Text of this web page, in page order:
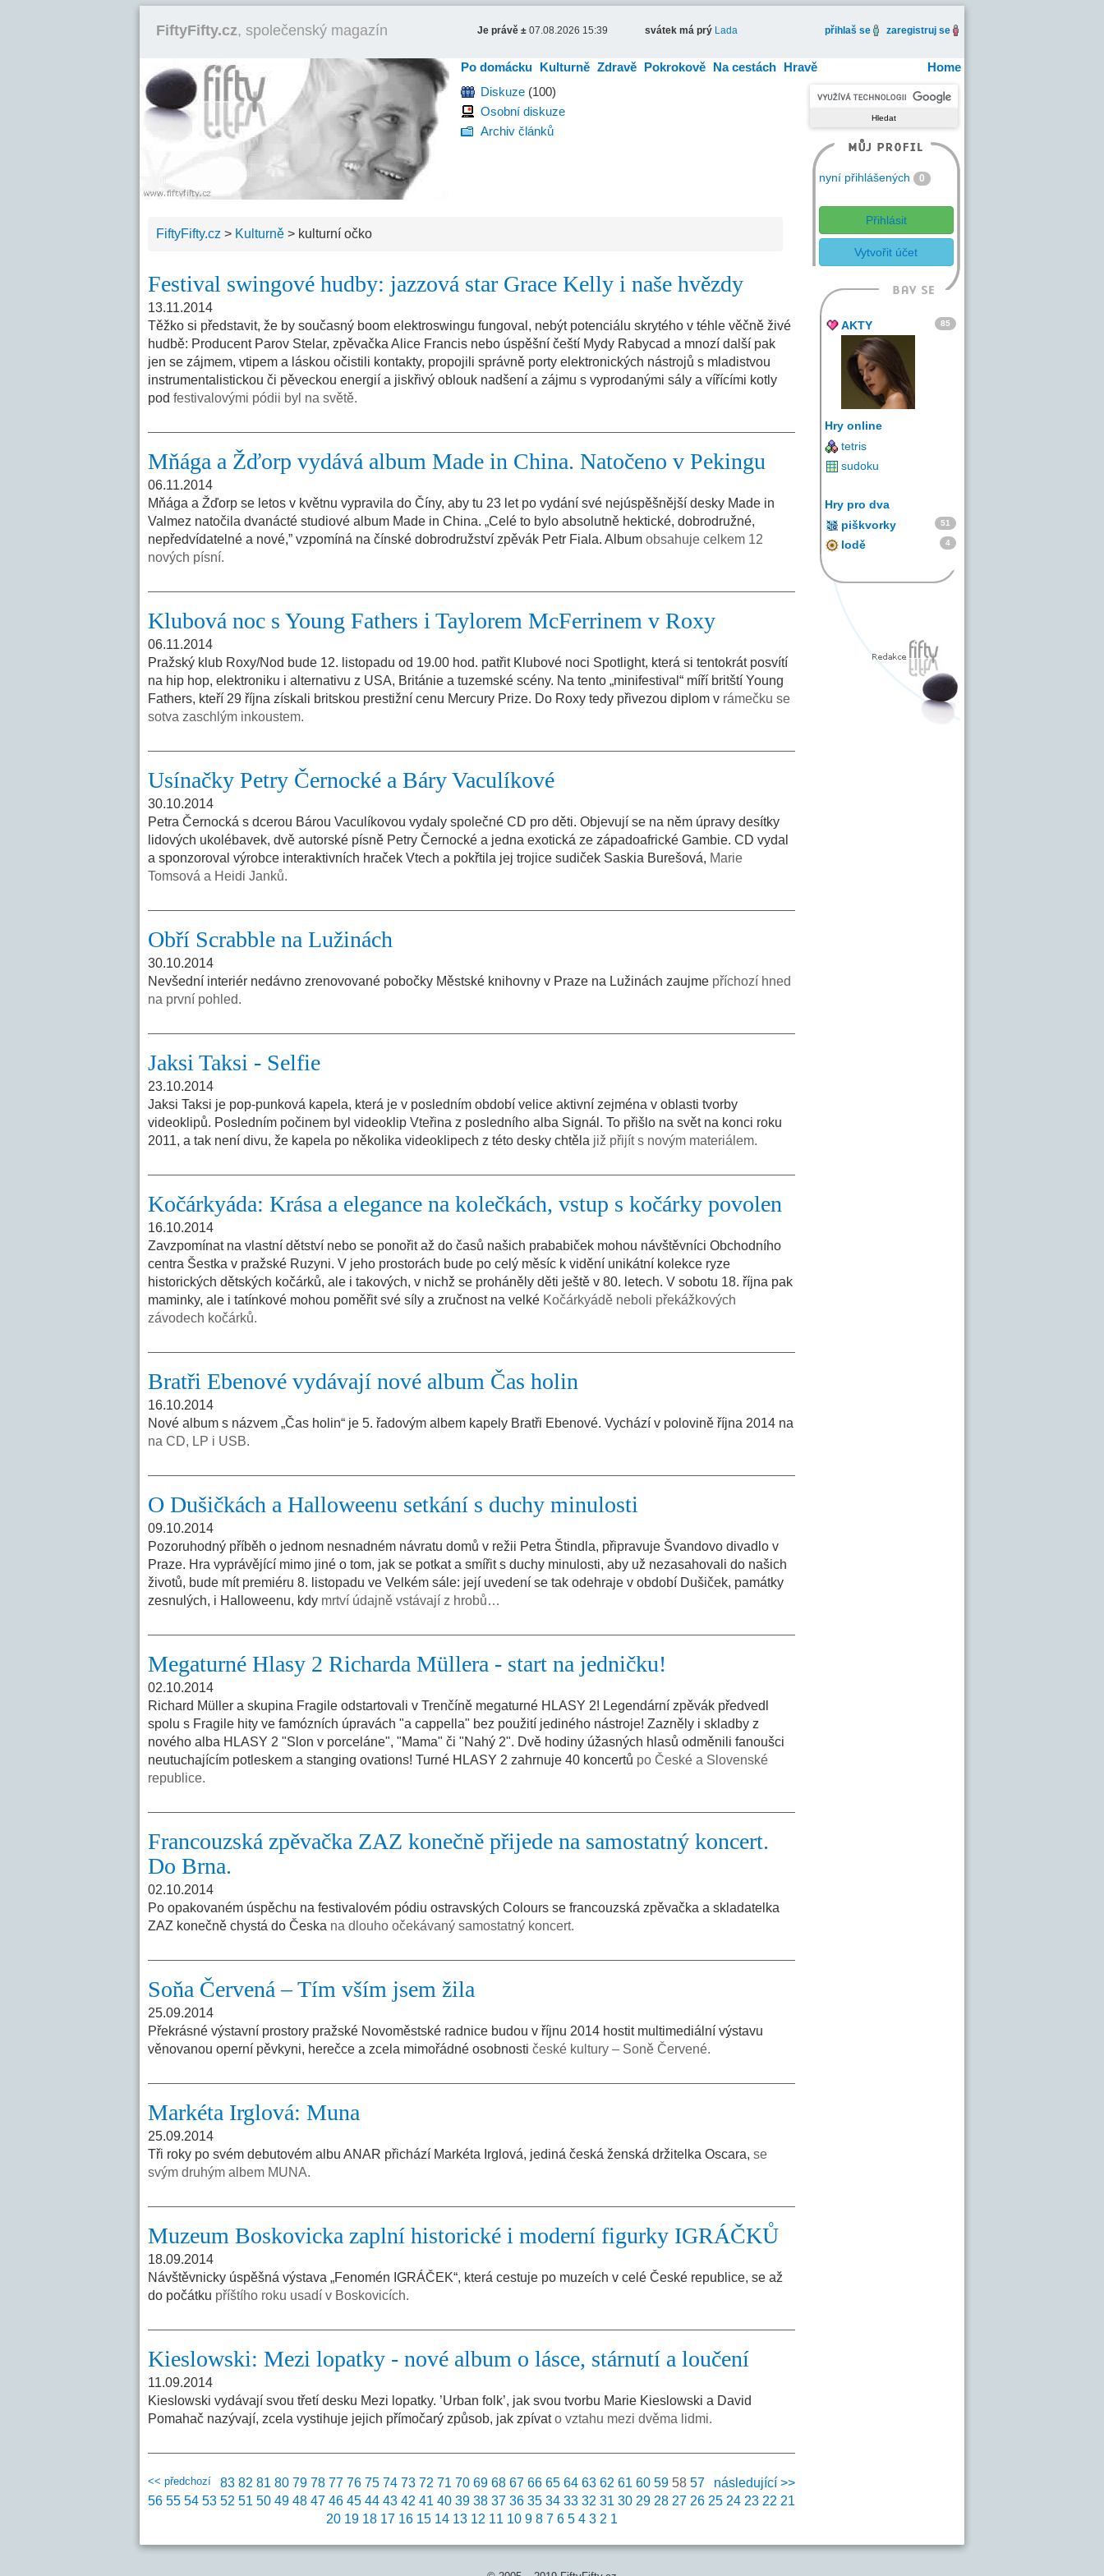
FiftyFifty.cz, společenský magazín Je právě ± 07.08.2026 15:39 svátek má prý Lada přihlaš se zaregistruj se
Home
Po domácku Kulturně Zdravě Pokrokově Na cestách Hravě
Diskuze (100)
Osobní diskuze
Archiv článků
FiftyFifty.cz > Kulturně > kulturní očko
Festival swingové hudby: jazzová star Grace Kelly i naše hvězdy
13.11.2014
Těžko si představit, že by současný boom elektroswingu fungoval, nebýt potenciálu skrytého v téhle věčně živé
hudbě: Producent Parov Stelar, zpěvačka Alice Francis nebo úspěšní čeští Mydy Rabycad a mnozí další pak
jen se zájmem, vtipem a láskou očistili kontakty, propojili správně porty elektronických nástrojů s mladistvou
instrumentalistickou či pěveckou energií a jiskřivý oblouk nadšení a zájmu s vyprodanými sály a vířícími kotly
pod festivalovými pódii byl na světě.
Mňága a Žďorp vydává album Made in China. Natočeno v Pekingu
06.11.2014
Mňága a Žďorp se letos v květnu vypravila do Číny, aby tu 23 let po vydání své nejúspěšnější desky Made in
Valmez natočila dvanácté studiové album Made in China. „Celé to bylo absolutně hektické, dobrodružné,
nepředvídatelné a nové,” vzpomíná na čínské dobrodružství zpěvák Petr Fiala. Album obsahuje celkem 12
nových písní.
Klubová noc s Young Fathers i Taylorem McFerrinem v Roxy
06.11.2014
Pražský klub Roxy/Nod bude 12. listopadu od 19.00 hod. patřit Klubové noci Spotlight, která si tentokrát posvítí
na hip hop, elektroniku i alternativu z USA, Británie a tuzemské scény. Na tento „minifestival“ míří britští Young
Fathers, kteří 29 října získali britskou prestižní cenu Mercury Prize. Do Roxy tedy přivezou diplom v rámečku se
sotva zaschlým inkoustem.
Usínačky Petry Černocké a Báry Vaculíkové
30.10.2014
Petra Černocká s dcerou Bárou Vaculíkovou vydaly společné CD pro děti. Objevují se na něm úpravy desítky
lidových ukolébavek, dvě autorské písně Petry Černocké a jedna exotická ze západoafrické Gambie. CD vydal
a sponzoroval výrobce interaktivních hraček Vtech a pokřtila jej trojice sudiček Saskia Burešová, Marie
Tomsová a Heidi Janků.
Obří Scrabble na Lužinách
30.10.2014
Nevšední interiér nedávno zrenovované pobočky Městské knihovny v Praze na Lužinách zaujme příchozí hned
na první pohled.
Jaksi Taksi - Selfie
23.10.2014
Jaksi Taksi je pop-punková kapela, která je v posledním období velice aktivní zejména v oblasti tvorby
videoklipů. Posledním počinem byl videoklip Vteřina z posledního alba Signál. To přišlo na svět na konci roku
2011, a tak není divu, že kapela po několika videoklipech z této desky chtěla již přijít s novým materiálem.
Kočárkyáda: Krása a elegance na kolečkách, vstup s kočárky povolen
16.10.2014
Zavzpomínat na vlastní dětství nebo se ponořit až do časů našich prababiček mohou návštěvníci Obchodního
centra Šestka v pražské Ruzyni. V jeho prostorách bude po celý měsíc k vidění unikátní kolekce ryze
historických dětských kočárků, ale i takových, v nichž se proháněly děti ještě v 80. letech. V sobotu 18. října pak
maminky, ale i tatínkové mohou poměřit své síly a zručnost na velké Kočárkyádě neboli překážkových
závodech kočárků.
Bratři Ebenové vydávají nové album Čas holin
16.10.2014
Nové album s názvem „Čas holin“ je 5. řadovým albem kapely Bratři Ebenové. Vychází v polovině října 2014 na
na CD, LP i USB.
O Dušičkách a Halloweenu setkání s duchy minulosti
09.10.2014
Pozoruhodný příběh o jednom nesnadném návratu domů v režii Petra Štindla, připravuje Švandovo divadlo v
Praze. Hra vyprávějící mimo jiné o tom, jak se potkat a smířit s duchy minulosti, aby už nezasahovali do našich
životů, bude mít premiéru 8. listopadu ve Velkém sále: její uvedení se tak odehraje v období Dušiček, památky
zesnulých, i Halloweenu, kdy mrtví údajně vstávají z hrobů…
Megaturné Hlasy 2 Richarda Müllera - start na jedničku!
02.10.2014
Richard Müller a skupina Fragile odstartovali v Trenčíně megaturné HLASY 2! Legendární zpěvák předvedl
spolu s Fragile hity ve famózních úpravách "a cappella" bez použití jediného nástroje! Zazněly i skladby z
nového alba HLASY 2 "Slon v porceláne", "Mama" či "Nahý 2". Dvě hodiny úžasných hlasů odměnili fanoušci
neutuchajícím potleskem a stanging ovations! Turné HLASY 2 zahrnuje 40 koncertů po České a Slovenské
republice.
Francouzská zpěvačka ZAZ konečně přijede na samostatný koncert.
Do Brna.
02.10.2014
Po opakovaném úspěchu na festivalovém pódiu ostravských Colours se francouzská zpěvačka a skladatelka
ZAZ konečně chystá do Česka na dlouho očekávaný samostatný koncert.
Soňa Červená – Tím vším jsem žila
25.09.2014
Překrásné výstavní prostory pražské Novoměstské radnice budou v říjnu 2014 hostit multimediální výstavu
věnovanou operní pěvkyni, herečce a zcela mimořádné osobnosti české kultury – Soně Červené.
Markéta Irglová: Muna
25.09.2014
Tři roky po svém debutovém albu ANAR přichází Markéta Irglová, jediná česká ženská držitelka Oscara, se
svým druhým albem MUNA.
Muzeum Boskovicka zaplní historické i moderní figurky IGRÁČKŮ
18.09.2014
Návštěvnicky úspěšná výstava „Fenomén IGRÁČEK“, která cestuje po muzeích v celé České republice, se až
do počátku příštího roku usadí v Boskovicích.
Kieslowski: Mezi lopatky - nové album o lásce, stárnutí a loučení
11.09.2014
Kieslowski vydávají svou třetí desku Mezi lopatky. ’Urban folk’, jak svou tvorbu Marie Kieslowski a David
Pomahač nazývají, zcela vystihuje jejich přímočarý způsob, jak zpívato vztahu mezi dvěma lidmi.
<< předchozí následující >>
83 82 81 80 79 78 77 76 75 74 73 72 71 70 69 68 67 66 65 64 63 62 61 60 59 58 57
56 55 54 53 52 51 50 49 48 47 46 45 44 43 42 41 40 39 38 37 36 35 34 33 32 31 30 29 28 27 26 25 24 23 22 21
20 19 18 17 16 15 14 13 12 11 10 9 8 7 6 5 4 3 2 1
nyní přihlášených 0
Přihlásit
Vytvořit účet
AKTY 85
Hry online
tetris
sudoku
Hry pro dva
piškvorky
51
lodě 4